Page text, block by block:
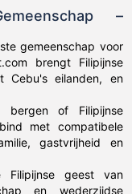
–
gemeenschap voor
brengt Filipijnse
Cebu's eilanden, en
of Filipijnse
met compatibele
gastvrijheid en
geest van
en wederzijdse